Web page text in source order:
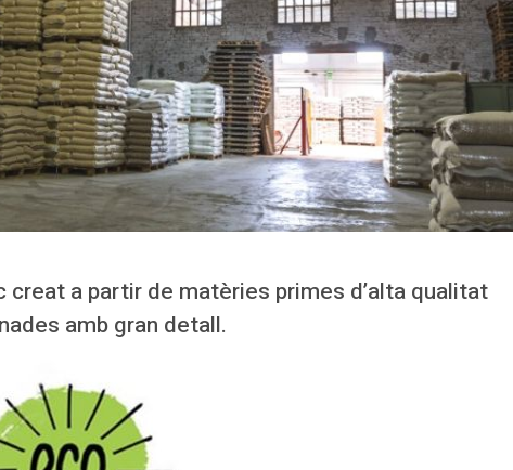
creat a partir de matèries primes d’alta qualitat
amb gran detall.